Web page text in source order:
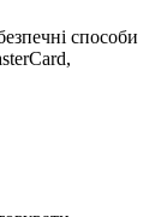
способи